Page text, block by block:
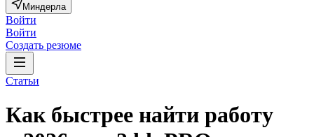
Миндерла
Войти
Войти
Создать резюме
Статьи
Как быстрее найти работу